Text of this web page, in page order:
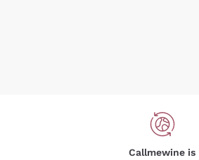
Callmewine is